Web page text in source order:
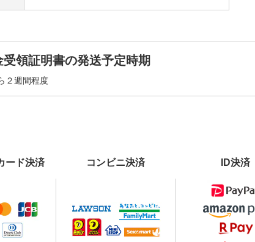
受領証明書の発送予定時期
２週間程度
ード決済 コンビニ決済 ID決済